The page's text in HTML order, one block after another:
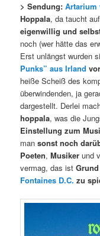
> Sendung:Artarium
Hoppala, da taucht
eigenwillig und
noch (wer hätte das
Erst unlängst wurden
Punks” aus Irland
heiße Scheiß des
überwindenden, ja
dargestellt. Derlei
hoppala, was die
Einstellung zum
mansonst noch
Poeten,Musiker und
vermag, das ist
Fontaines D.C. zu